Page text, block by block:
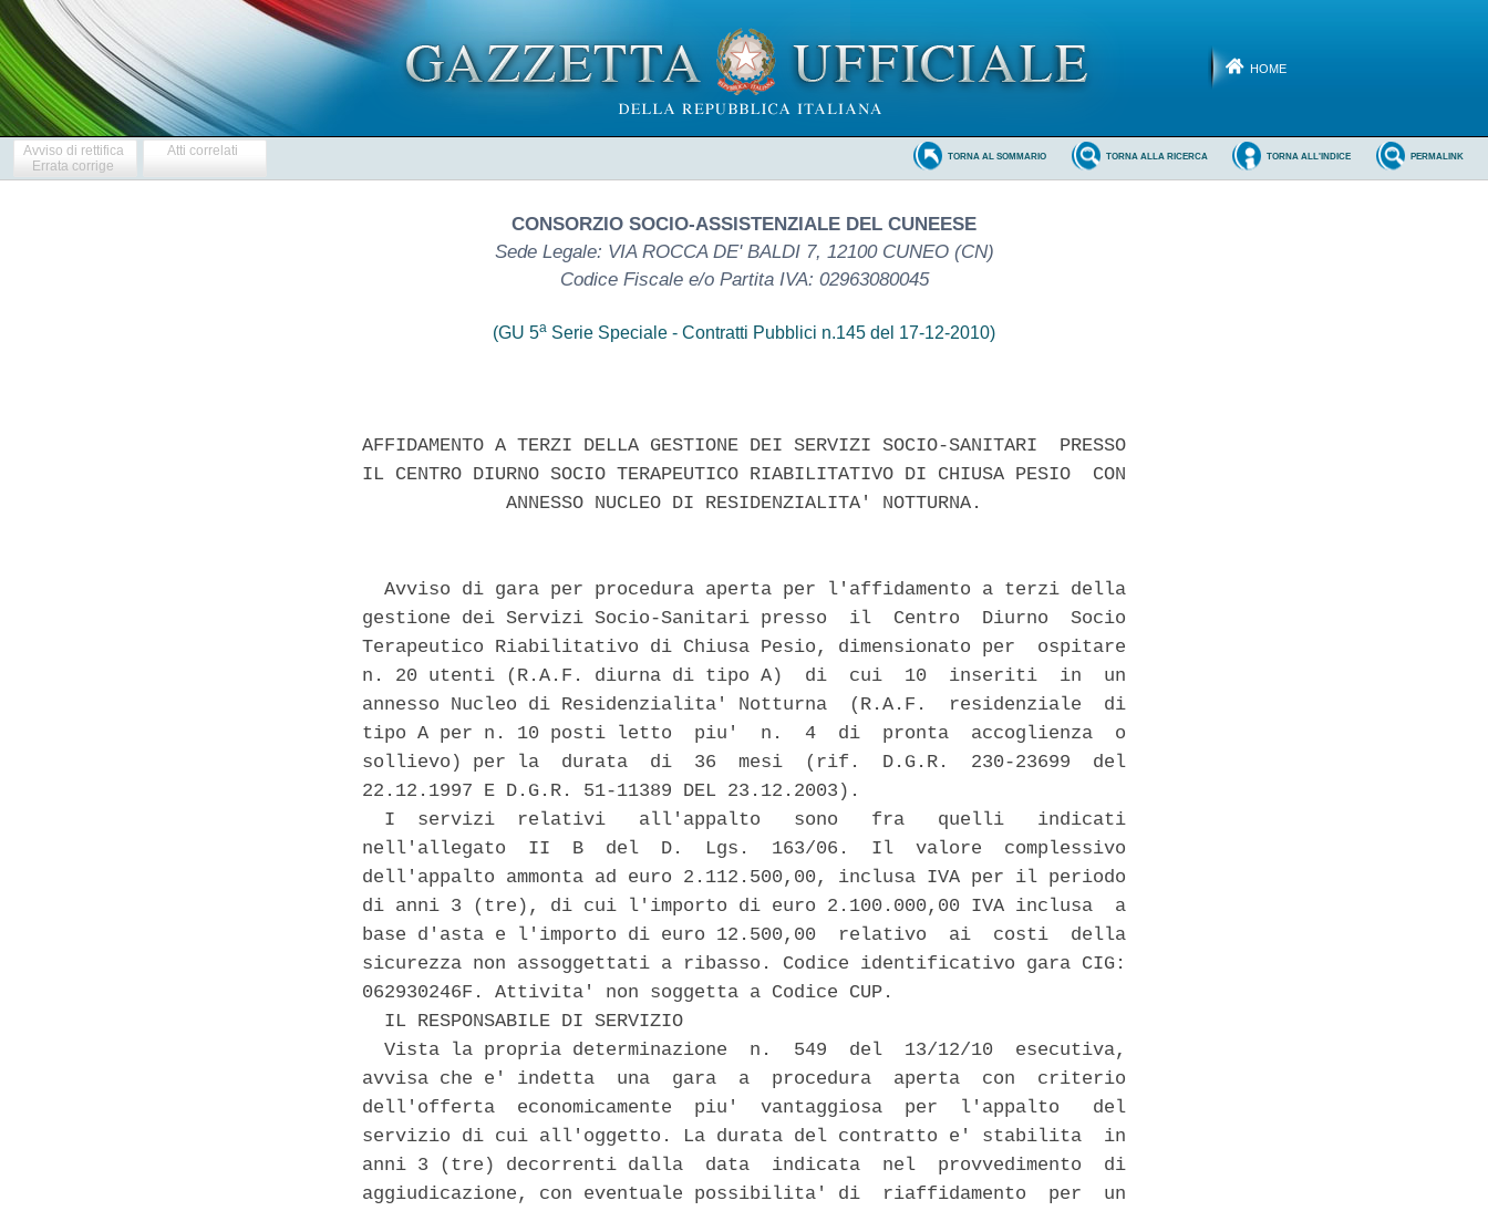
HOME
Avviso di rettifica
Errata corrige
Atti correlati PERMALINK
TORNA ALL'INDICE
TORNA ALLA RICERCA
TORNA AL SOMMARIO
CONSORZIO SOCIO-ASSISTENZIALE DEL CUNEESE
Sede Legale: VIA ROCCA DE' BALDI 7, 12100 CUNEO (CN)
Codice Fiscale e/o Partita IVA: 02963080045
(GU 5a Serie Speciale - Contratti Pubblici n.145 del 17-12-2010)
AFFIDAMENTO A TERZI DELLA GESTIONE DEI SERVIZI SOCIO-SANITARI  PRESSO
IL CENTRO DIURNO SOCIO TERAPEUTICO RIABILITATIVO DI CHIUSA PESIO  CON
             ANNESSO NUCLEO DI RESIDENZIALITA' NOTTURNA.
  Avviso di gara per procedura aperta per l'affidamento a terzi della
gestione dei Servizi Socio-Sanitari presso  il  Centro  Diurno  Socio
Terapeutico Riabilitativo di Chiusa Pesio, dimensionato per  ospitare
n. 20 utenti (R.A.F. diurna di tipo A)  di  cui  10  inseriti  in  un
annesso Nucleo di Residenzialita' Notturna  (R.A.F.  residenziale  di
tipo A per n. 10 posti letto  piu'  n.  4  di  pronta  accoglienza  o
sollievo) per la  durata  di  36  mesi  (rif.  D.G.R.  230-23699  del
22.12.1997 E D.G.R. 51-11389 DEL 23.12.2003).
  I  servizi  relativi   all'appalto   sono   fra   quelli   indicati
nell'allegato  II  B  del  D.  Lgs.  163/06.  Il  valore  complessivo
dell'appalto ammonta ad euro 2.112.500,00, inclusa IVA per il periodo
di anni 3 (tre), di cui l'importo di euro 2.100.000,00 IVA inclusa  a
base d'asta e l'importo di euro 12.500,00  relativo  ai  costi  della
sicurezza non assoggettati a ribasso. Codice identificativo gara CIG:
062930246F. Attivita' non soggetta a Codice CUP.
  IL RESPONSABILE DI SERVIZIO
  Vista la propria determinazione  n.  549  del  13/12/10  esecutiva,
avvisa che e' indetta  una  gara  a  procedura  aperta  con  criterio
dell'offerta  economicamente  piu'  vantaggiosa  per  l'appalto   del
servizio di cui all'oggetto. La durata del contratto e' stabilita  in
anni 3 (tre) decorrenti dalla  data  indicata  nel  provvedimento  di
aggiudicazione, con eventuale possibilita' di  riaffidamento  per  un